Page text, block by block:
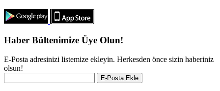
Haber Bültenimize Üye Olun!
E-Posta adresinizi listemize ekleyin. Herkesden önce sizin haberiniz
olsun!